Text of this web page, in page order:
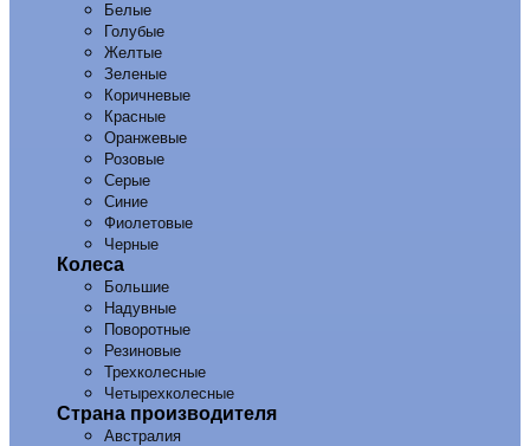
Белые
Голубые
Желтые
Зеленые
Коричневые
Красные
Оранжевые
Розовые
Серые
Синие
Фиолетовые
Черные
Колеса
Большие
Надувные
Поворотные
Резиновые
Трехколесные
Четырехколесные
Страна производителя
Австралия